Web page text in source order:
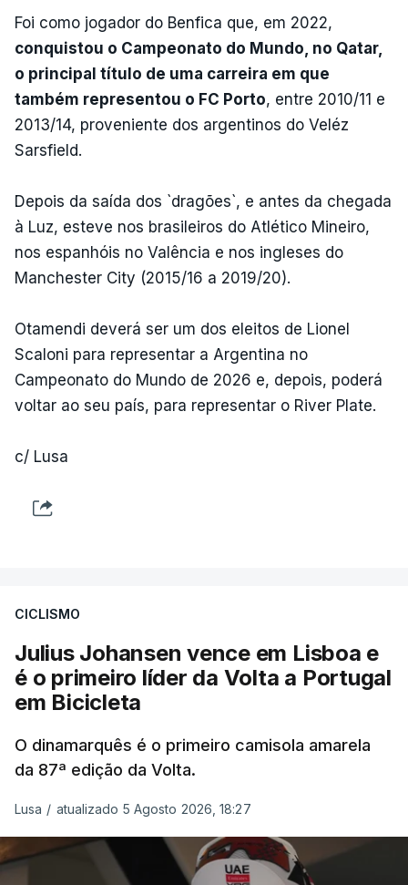
Foi como jogador do Benfica que, em 2022,
conquistou o Campeonato do Mundo, no Qatar,
o principal título de uma carreira em que
também representou o FC Porto, entre 2010/11 e
2013/14, proveniente dos argentinos do Veléz
Sarsfield.
Depois da saída dos `dragões`, e antes da chegada
à Luz, esteve nos brasileiros do Atlético Mineiro,
nos espanhóis no Valência e nos ingleses do
Manchester City (2015/16 a 2019/20).
Otamendi deverá ser um dos eleitos de Lionel
Scaloni para representar a Argentina no
Campeonato do Mundo de 2026 e, depois, poderá
voltar ao seu país, para representar o River Plate.
c/ Lusa
CICLISMO
Julius Johansen vence em Lisboa e
é o primeiro líder da Volta a Portugal
em Bicicleta
O dinamarquês é o primeiro camisola amarela
da 87ª edição da Volta.
Lusa / atualizado 5 Agosto 2026, 18:27